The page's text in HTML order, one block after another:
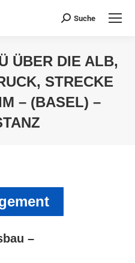
Suchen:
Suche
ÜBER DIE ALB,
STRECKE
– (BASEL) –
–